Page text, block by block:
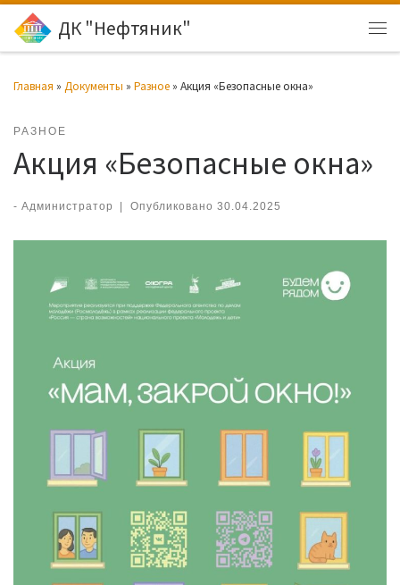
Перейти к содержимому
ДК "Нефтяник"
Главная » Документы » Разное » Акция «Безопасные окна»
РАЗНОЕ
Акция «Безопасные окна»
- Администратор Опубликовано 30.04.2025